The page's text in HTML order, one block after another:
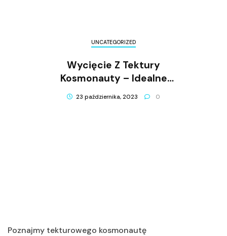
UNCATEGORIZED
Wycięcie Z Tektury
Kosmonauty – Idealne
Uzupełnienie Przestrzeni
Kosmicznej!
23 października, 2023 0
Poznajmy tekturowego kosmonautę